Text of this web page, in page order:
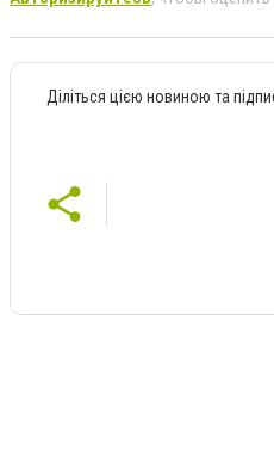
Діліться цією новиною та